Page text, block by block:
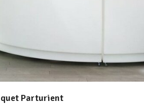
Parturient